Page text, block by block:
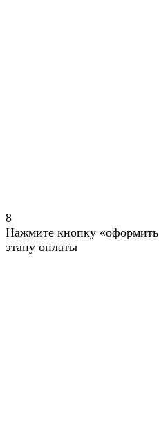
8
Нажмите кнопку «оформить
этапу оплаты